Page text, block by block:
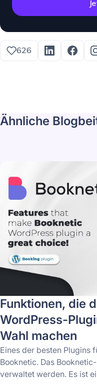
626
Ähnliche
Funktionen, die
WordPress-
Wahl machen
Eines der besten Plugins
Booknetic. Das
verwaltet werden. Es ist